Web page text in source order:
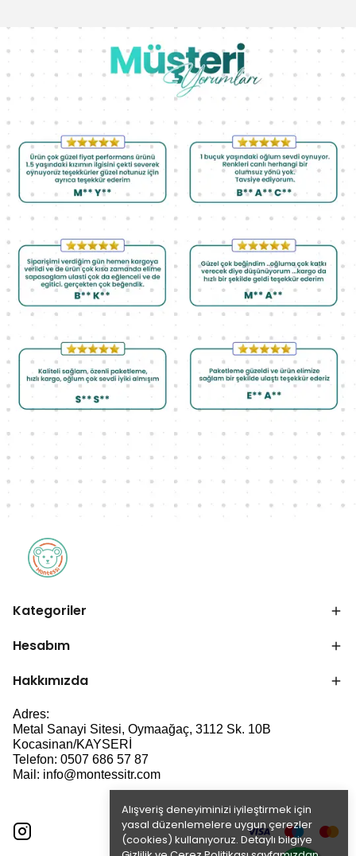
Alışveriş deneyiminizi iyileştirmek için
yasal düzenlemelere uygun çerezler
(cookies) kullanıyoruz. Detaylı bilgiye
Kategoriler
Hesabım
Hakkımızda
Adres:
Metal Sanayi Sitesi, Oymaağaç, 3112 Sk. 10B
Kocasinan/KAYSERİ
Telefon: 0507 686 57 87
Mail: info@montessitr.com